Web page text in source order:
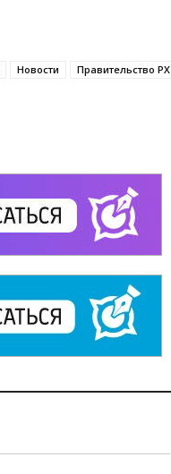
Новости
Правительство РХ